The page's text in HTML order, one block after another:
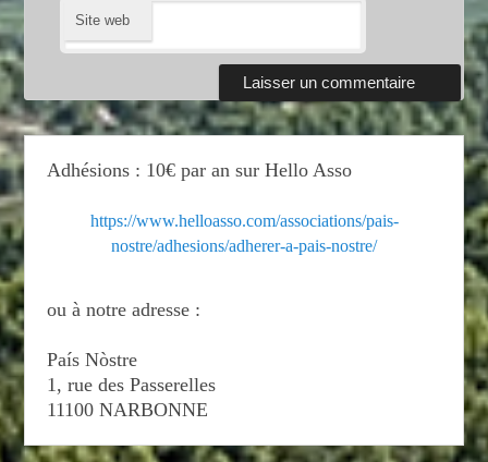
Site web
Adhésions : 10€ par an sur Hello Asso
https://www.helloasso.com/associations/pais-
nostre/adhesions/adherer-a-pais-nostre/
ou à notre adresse :
País Nòstre
1, rue des Passerelles
11100 NARBONNE